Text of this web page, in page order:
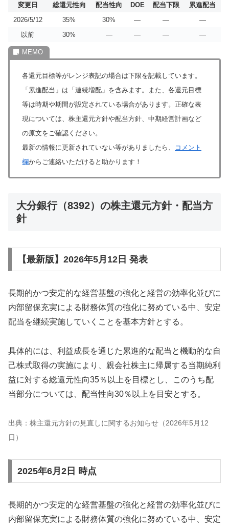
変更日 総還元性向 配当性向 DOE 配当下限
累進配当
2026/5/12
35% 30% ― ―
―
以前
30% ― ― ― ―
各還元目標等がレンジ表記の場合は下限を記載しています。
「累進配当」は「連続増配」を含みます。また、各還元目標
等は時期や期間が設定されている場合があります。正確な表
現については、株主還元方針や配当方針、中期経営計画など
の原文をご確認ください。
最新の情報に更新されていない等がありましたら、
コメント
欄からご連絡いただけると助かります！
大分銀行（8392）の株主還元方針・配当方
針
【最新版】2026年5月12日 発表
長期的かつ安定的な経営基盤の強化と経営の効率化並びに
内部留保充実による財務体質の強化に努めている中、安定
配当を継続実施していくことを基本方針とする。
具体的には、利益成長を通じた累進的な配当と機動的な自
己株式取得の実施により、親会社株主に帰属する当期純利
益に対する総還元性向35％以上を目標とし、このうち配
当部分については、配当性向30％以上を目安とする。
出典：株主還元方針の見直しに関するお知らせ（2026年5月12
日）
2025年6月2日 時点
長期的かつ安定的な経営基盤の強化と経営の効率化並びに
内部留保充実による財務体質の強化に努めている中、安定